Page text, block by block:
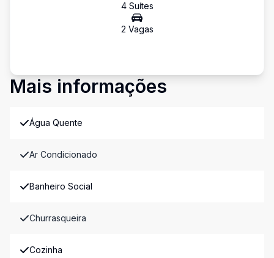
4Suítes
2 Vagas
Mais informações
Água Quente
Ar Condicionado
Banheiro Social
Churrasqueira
Cozinha